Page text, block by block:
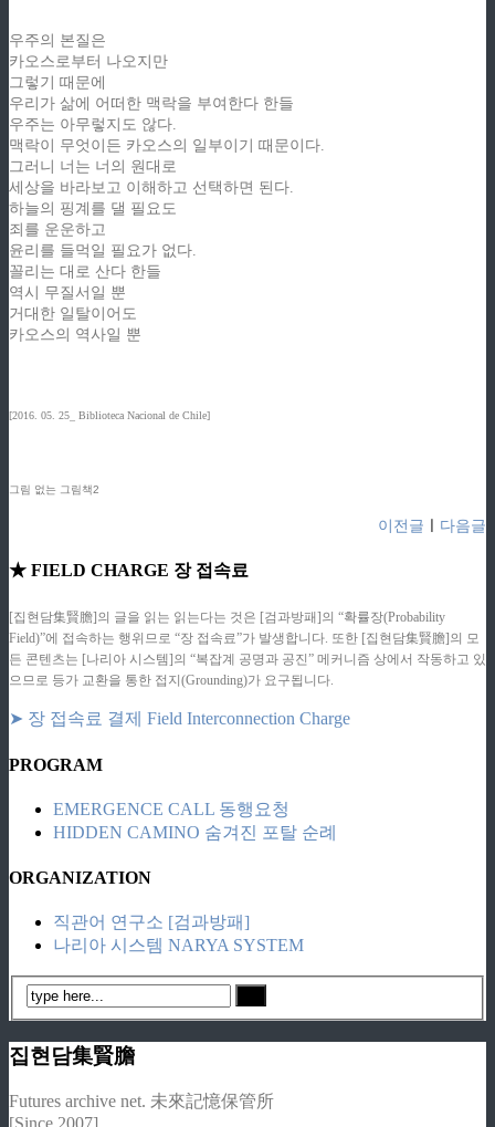
우주의 본질은
카오스로부터 나오지만
그렇기 때문에
우리가 삶에 어떠한 맥락을 부여한다 한들
우주는 아무렇지도 않다.
맥락이 무엇이든 카오스의 일부이기 때문이다.
그러니 너는 너의 원대로
세상을 바라보고 이해하고 선택하면 된다.
하늘의 핑계를 댈 필요도
죄를 운운하고
윤리를 들먹일 필요가 없다.
꼴리는 대로 산다 한들
역시 무질서일 뿐
거대한 일탈이어도
카오스의 역사일 뿐
[2016. 05. 25_ Biblioteca Nacional de Chile]
그림 없는 그림책2
이전글 다음글
★ FIELD CHARGE 장 접속료
[집현담集賢膽]의 글을 읽는 읽는다는 것은 [검과방패]의 “확률장(Probability
Field)”에 접속하는 행위므로 “장 접속료”가 발생합니다. 또한 [집현담集賢膽]의 모
든 콘텐츠는 [나리아 시스템]의 “복잡계 공명과 공진” 메커니즘 상에서 작동하고 있
으므로 등가 교환을 통한 접지(Grounding)가 요구됩니다.
➤ 장 접속료 결제 Field Interconnection Charge
PROGRAM
EMERGENCE CALL 동행요청
HIDDEN CAMINO 숨겨진 포탈 순례
ORGANIZATION
직관어 연구소 [검과방패]
나리아 시스템 NARYA SYSTEM
집현담集賢膽
Futures archive net. 未來記憶保管所